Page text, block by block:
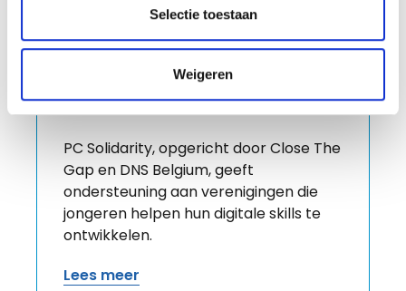
Selectie toestaan
Weigeren
PC Solidarity, opgericht door Close The
Gap en DNS Belgium, geeft
ondersteuning aan verenigingen die
jongeren helpen hun digitale skills te
ontwikkelen.
Lees meer